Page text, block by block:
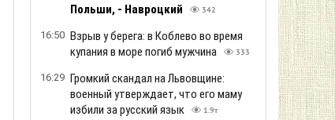
Польши, - Навроцкий
342
16:50 Взрыв у берега: в Коблево во время
купания в море погиб мужчина
333
16:29 Громкий скандал на Львовщине:
военный утверждает, что его маму
избили за русский язык
1.9т